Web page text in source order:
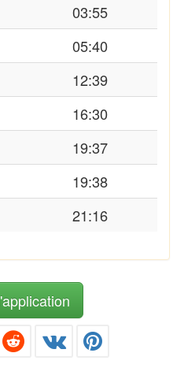
03:55
05:40
12:39
16:30
19:37
19:38
21:16